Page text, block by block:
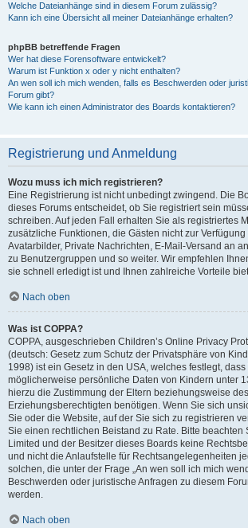
Welche Dateianhänge sind in diesem Forum zulässig?
Kann ich eine Übersicht all meiner Dateianhänge erhalten?
phpBB betreffende Fragen
Wer hat diese Forensoftware entwickelt?
Warum ist Funktion x oder y nicht enthalten?
An wen soll ich mich wenden, falls es Beschwerden oder
Forum gibt?
Wie kann ich einen Administrator des Boards kontaktieren?
Registrierung und Anmeldung
Wozu muss ich mich registrieren?
Eine Registrierung ist nicht unbedingt zwingend. Die
dieses Forums entscheidet, ob Sie registriert sein
schreiben. Auf jeden Fall erhalten Sie als registriertes
zusätzliche Funktionen, die Gästen nicht zur Verfügung
Avatarbilder, Private Nachrichten, E-Mail-Versand an
zu Benutzergruppen und so weiter. Wir empfehlen
sie schnell erledigt ist und Ihnen zahlreiche Vorteile
Nach oben
Was ist COPPA?
COPPA, ausgeschrieben Children’s Online Privacy
(deutsch: Gesetz zum Schutz der Privatsphäre von
1998) ist ein Gesetz in den USA, welches festlegt, dass
möglicherweise persönliche Daten von Kindern unter
hierzu die Zustimmung der Eltern beziehungsweise
Erziehungsberechtigten benötigen. Wenn Sie sich
Sie oder die Website, auf der Sie sich zu registrieren
Sie einen rechtlichen Beistand zu Rate. Bitte beachten
Limited und der Besitzer dieses Boards keine
und nicht die Anlaufstelle für Rechtsangelegenheiten
solchen, die unter der Frage „An wen soll ich mich
Beschwerden oder juristische Anfragen zu diesem
werden.
Nach oben